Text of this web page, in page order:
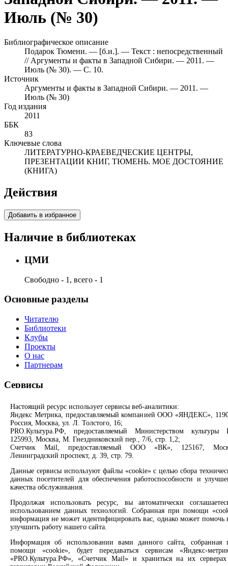
Июль (№ 30)
Библиографическое описание
Подарок Тюмени. — [б.и.]. — Текст : непосредственный
// Аргументы и факты в Западной Сибири. — 2011. —
Июль (№ 30). — С. 10.
Источник
Аргументы и факты в Западной Сибири. — 2011. —
Июль (№ 30)
Год издания
2011
ББК
83
Ключевые слова
ЛИТЕРАТУРНО-КРАЕВЕДЧЕСКИЕ ЦЕНТРЫ,
ПРЕЗЕНТАЦИИ КНИГ, ТЮМЕНЬ. МОЕ ДОСТОЯНИЕ
(КНИГА)
Действия
Добавить в избранное
Наличие в библиотеках
ЦМИ
Свободно - 1, всего - 1
Основные разделы
Читателю
Библиотеки
Клубы
Проекты
О нас
Партнерам
Сервисы
Продлить книгу
Спроси библиотекаря
Спроси краеведа
Оцените качество услуг
Направить обращение директору
Соцсети
Вконтакте
Одноклассники
Rutube
Заметили опечатку? Выделите текст с ошибкой и нажмите
Сообщить об ошибке
Настоящий ресурс использует сервисы веб-аналитики:
Яндекс Метрика, предоставляемый компанией ООО «ЯНДЕКС»,
Россия, Москва, ул. Л. Толстого, 16;
PRO.Культура.РФ, предоставляемый Министерством культуры
125993, Москва, М. Гнездниковский пер., 7/6, стр. 1,2;
Счетчик Mail, предоставляемый ООО «ВК», 125167,
Ленинградский проспект, д. 39, стр. 79.
Данные сервисы используют файлы «cookie» с целью сбора
данных посетителей для обеспечения работоспособности и
качества обслуживания.
Продолжая использовать ресурс, вы автоматически
использованием данных технологий. Собранная при помощи
информация не может идентифицировать вас, однако может помочь
улучшить работу нашего сайта.
Информация об использовании вами данного сайта, собранная
помощи «cookie», будет передаваться сервисам «Яндекс-
«PRO.Культура.РФ», «Счетчик Mail» и храниться на их